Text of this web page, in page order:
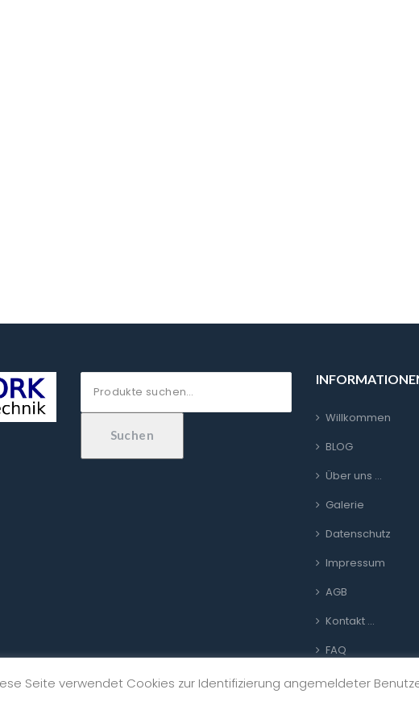
Suche
nach:
Suchen
Willkommen
BLOG
Über uns …
Galerie
Datenschutz
Impressum
AGB
Kontakt …
FAQ
Link zur Plattform
Seite verwendet Cookies zur Identifizierung angemeldeter